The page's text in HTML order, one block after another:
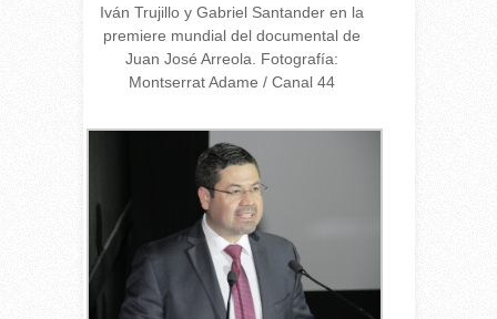
Iván Trujillo y Gabriel Santander en la
premiere mundial del documental de
Juan José Arreola. Fotografía:
Montserrat Adame / Canal 44